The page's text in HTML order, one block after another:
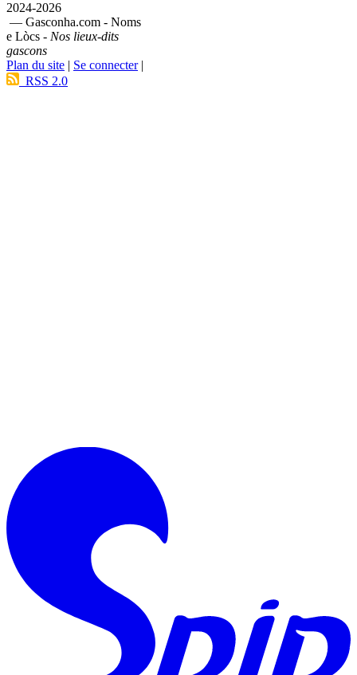
2024-2026
— Gasconha.com - Noms
e Lòcs - Nos lieux-dits
gascons
Plan du site | Se connecter|
RSS 2.0